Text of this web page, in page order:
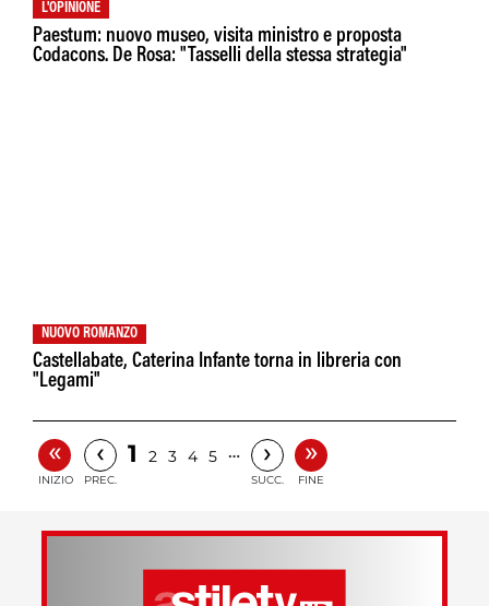
L'OPINIONE
Paestum: nuovo museo, visita ministro e proposta
Codacons. De Rosa: "Tasselli della stessa strategia"
NUOVO ROMANZO
Castellabate, Caterina Infante torna in libreria con
"Legami"
«
INIZIO
‹
PREC.
1 2 3 4 5 … ›
SUCC.
»
FINE